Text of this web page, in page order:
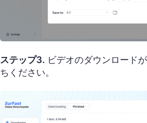
ステップ3. ビデオのダウンロード
ちください。